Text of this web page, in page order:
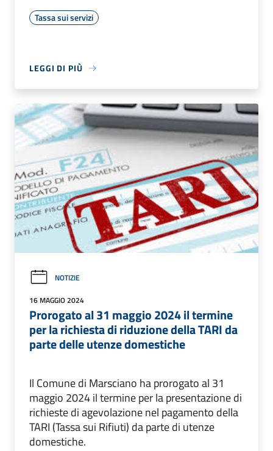
Tassa sui servizi
LEGGI DI PIÙ
NOTIZIE
16 MAGGIO 2024
Prorogato al 31 maggio 2024 il termine
per la richiesta di riduzione della TARI da
parte delle utenze domestiche
Il Comune di Marsciano ha prorogato al 31
maggio 2024 il termine per la presentazione di
richieste di agevolazione nel pagamento della
TARI (Tassa sui Rifiuti) da parte di utenze
domestiche.